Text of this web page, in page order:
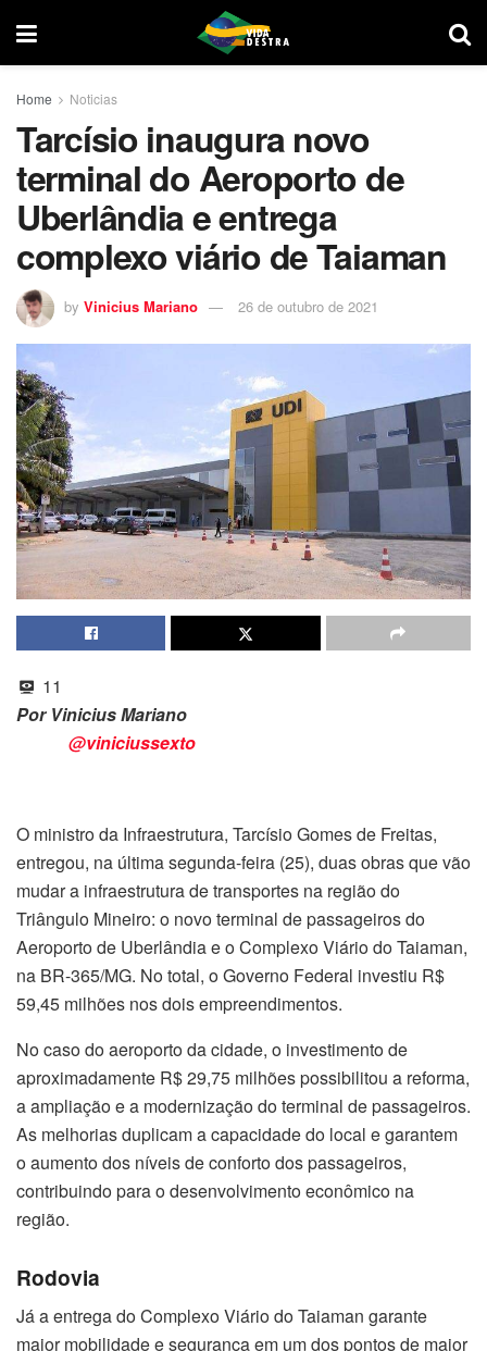
Home Noticias
Tarcísio inaugura novo
terminal do Aeroporto de
Uberlândia e entrega
complexo viário de Taiaman
by Vinicius Mariano 26 de outubro de 2021
11
Por Vinicius Mariano
@viniciussexto
O ministro da Infraestrutura, Tarcísio Gomes de Freitas,
entregou, na última segunda-feira (25), duas obras que vão
mudar a infraestrutura de transportes na região do
Triângulo Mineiro: o novo terminal de passageiros do
Aeroporto de Uberlândia e o Complexo Viário do Taiaman,
na BR-365/MG. No total, o Governo Federal investiu R$
59,45 milhões nos dois empreendimentos.
No caso do aeroporto da cidade, o investimento de
aproximadamente R$ 29,75 milhões possibilitou a reforma,
a ampliação e a modernização do terminal de passageiros.
As melhorias duplicam a capacidade do local e garantem
o aumento dos níveis de conforto dos passageiros,
contribuindo para o desenvolvimento econômico na
região.
Rodovia
Já a entrega do Complexo Viário do Taiaman garante
maior mobilidade e segurança em um dos pontos de maior